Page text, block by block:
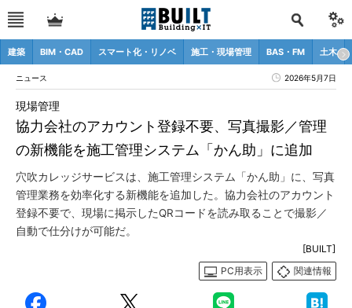
建築 BIM・CAD スマート化・リノベ 施工・現場管理 BAS・FM 土木
ニュース 2026年5月7日
協力会社のアカウント登録不要、写真撮影／管理
の新機能を施工管理システム「かん助」に追加
現場管理
穴吹カレッジサービスは、施工管理システム「かん助」に、写真
管理業務を効率化する新機能を追加した。協力会社のアカウント
登録不要で、現場に掲示したQRコードを読み取ることで撮影／
自動で仕分けが可能だ。
[BUILT]
PC用表示
関連情報